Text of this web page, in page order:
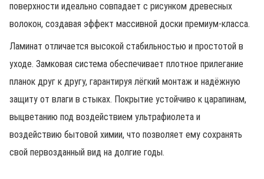
поверхности идеально совпадает с рисунком древесных
волокон, создавая эффект массивной доски премиум-класса.
Ламинат отличается высокой стабильностью и простотой в
уходе. Замковая система обеспечивает плотное прилегание
планок друг к другу, гарантируя лёгкий монтаж и надёжную
защиту от влаги в стыках. Покрытие устойчиво к царапинам,
выцветанию под воздействием ультрафиолета и
воздействию бытовой химии, что позволяет ему сохранять
свой первозданный вид на долгие годы.